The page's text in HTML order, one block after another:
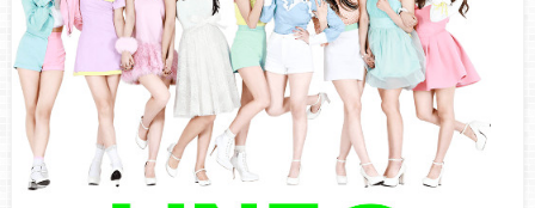
TWICE・ジヒョ、空港で転倒してケガ！？いったい何が？
【SNSで話題】